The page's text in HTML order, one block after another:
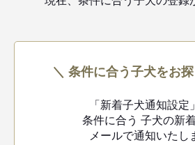
＼ 条件に合う子犬をお
「新着子犬通知設定
条件に合う 子犬の新
メールで通知いたし